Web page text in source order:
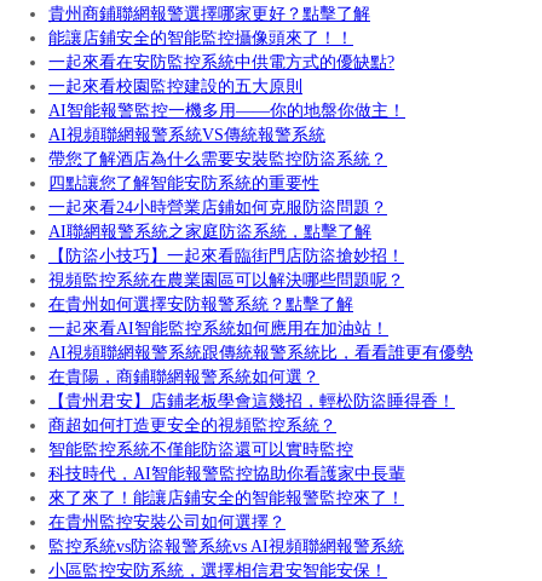
貴州商鋪聯網報警選擇哪家更好？點擊了解
能讓店鋪安全的智能監控攝像頭來了！！
一起來看在安防監控系統中供電方式的優缺點?
一起來看校園監控建設的五大原則
AI智能報警監控一機多用——你的地盤你做主！
AI視頻聯網報警系統VS傳統報警系統
帶您了解酒店為什么需要安裝監控防盜系統？
四點讓您了解智能安防系統的重要性
一起來看24小時營業店鋪如何克服防盜問題？
AI聯網報警系統之家庭防盜系統，點擊了解
【防盜小技巧】一起來看臨街門店防盜搶妙招！
視頻監控系統在農業園區可以解決哪些問題呢？
在貴州如何選擇安防報警系統？點擊了解
一起來看AI智能監控系統如何應用在加油站！
AI視頻聯網報警系統跟傳統報警系統比，看看誰更有優勢
在貴陽，商鋪聯網報警系統如何選？
【貴州君安】店鋪老板學會這幾招，輕松防盜睡得香！
商超如何打造更安全的視頻監控系統？
智能監控系統不僅能防盜還可以實時監控
科技時代，AI智能報警監控協助你看護家中長輩
來了來了！能讓店鋪安全的智能報警監控來了！
在貴州監控安裝公司如何選擇？
監控系統vs防盜報警系統vs AI視頻聯網報警系統
小區監控安防系統，選擇相信君安智能安保！